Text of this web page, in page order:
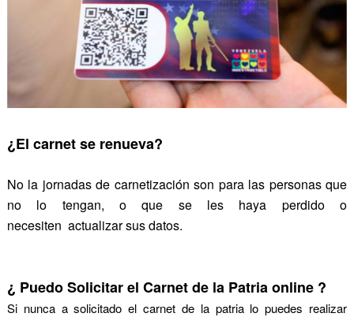
¿El carnet se renueva?
No la jornadas de carnetización son para las personas que
no lo tengan, o que se les haya perdido o
necesiten actualizar sus datos.
¿ Puedo Solicitar el Carnet de la Patria online ?
Si nunca a solicitado el carnet de la patria lo puedes realizar